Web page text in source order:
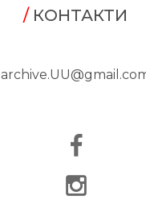
/КОНТАКТИ